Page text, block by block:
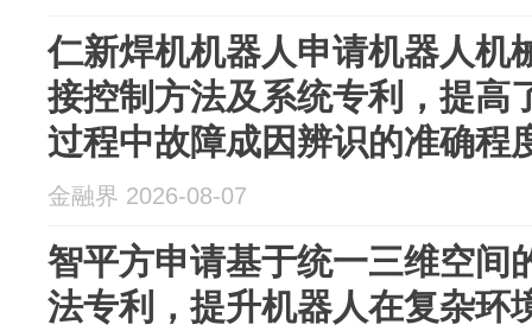
仁新焊机机器人申请机器人机
接控制方法及系统专利，提高
过程中故障成因辨识的准确程
金融界 2026-08-07
智平方申请基于统一三维空间
法专利，提升机器人在复杂环